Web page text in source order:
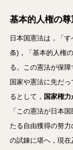
基本的人権の尊
日本国憲法は，「
条)，「基本的人権
る。この憲法が保
国家や憲法に先だ
るとして， 国家権
「この憲法が日本
たる自由獲得の努
の試錬に堪へ，現